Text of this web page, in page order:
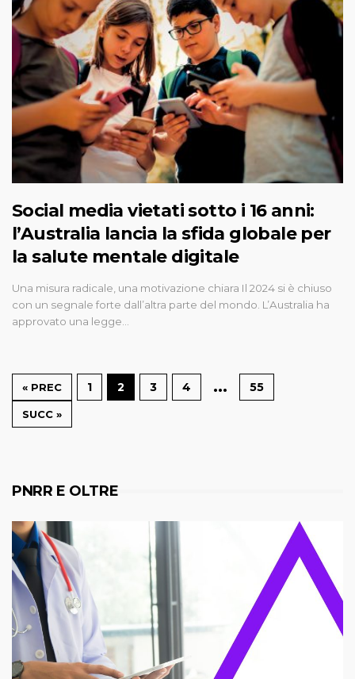
Social media vietati sotto i 16 anni:
l’Australia lancia la sfida globale per
la salute mentale digitale
Una misura radicale, una motivazione chiara Il 2024 si è chiuso
con un segnale forte dall’altra parte del mondo. L’Australia ha
approvato una legge…
« PREC 1 2 3 4 … 55
SUCC »
PNRR E OLTRE